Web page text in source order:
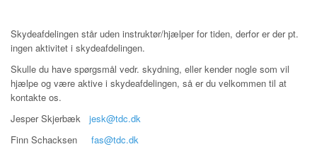
Skydeafdelingen står uden instruktør/hjælper for tiden, derfor er der pt.
ingen aktivitet i skydeafdelingen.
Skulle du have spørgsmål vedr. skydning, eller kender nogle som vil
hjælpe og være aktive i skydeafdelingen, så er du velkommen til at
kontakte os.
Jesper Skjerbæk jesk@tdc.dk
Finn Schacksen fas@tdc.dk